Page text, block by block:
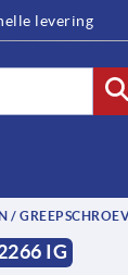
levering
/
IG